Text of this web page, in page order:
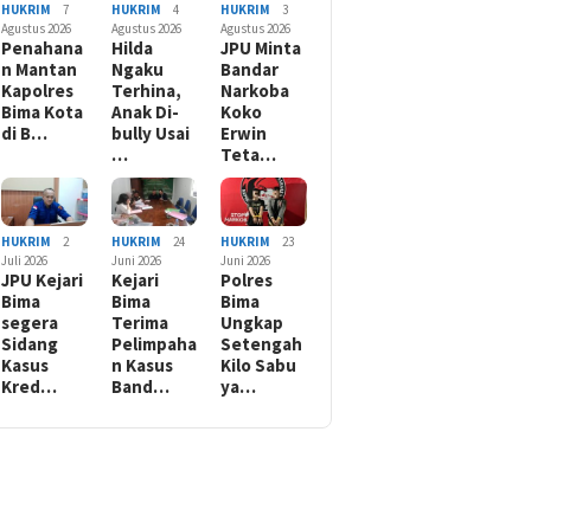
HUKRIM
7
Agustus 2026
Penahana
n Mantan
Kapolres
Bima Kota
di B…
HUKRIM
4
Agustus 2026
Hilda
Ngaku
Terhina,
Anak Di-
bully Usai
…
HUKRIM
3
Agustus 2026
JPU Minta
Bandar
Narkoba
Koko
Erwin
Teta…
HUKRIM
2
Juli 2026
JPU Kejari
Bima
segera
Sidang
Kasus
Kred…
HUKRIM
24
Juni 2026
Kejari
Bima
Terima
Pelimpaha
n Kasus
Band…
HUKRIM
23
Juni 2026
Polres
Bima
Ungkap
Setengah
Kilo Sabu
ya…